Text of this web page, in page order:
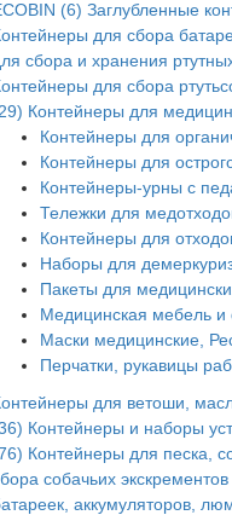
(6) Заглубленные
для сбора
сбора и хранения
для сбора
Контейнеры для
Контейнеры для
Контейнеры для
Контейнеры-урны с
Тележки для
Контейнеры для
Наборы для
Пакеты для
Медицинская мебель и
Маски медицинские,
Перчатки, рукавицы
для ветоши,
Контейнеры и наборы
Контейнеры для песка,
собачьих
аккумуляторов,